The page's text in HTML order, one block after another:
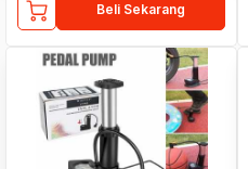
Beli Sekarang